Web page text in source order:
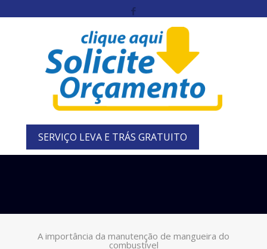
SERVIÇO LEVA E TRÁS GRATUITO
A importância da manutenção de mangueira do
combustível